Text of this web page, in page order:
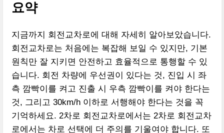
요약
지금까지 회전교차로에 대해 자세히 알아보았습니다.
회전교차로는 처음에는 복잡해 보일 수 있지만, 기본
원칙만 잘 지키면 안전하고 효율적으로 통행할 수 있
습니다. 회전 차량에 우선권이 있다는 것, 진입 시 좌
측 깜빡이를 켜고 진출 시 우측 깜빡이를 켜야 한다는
것, 그리고 30km/h 이하로 서행해야 한다는 것을 꼭
기억하세요. 2차로 회전교차로에서는 2차로 회전교차
로에서는 차로 선택에 더 주의를 기울여야 합니다. 또